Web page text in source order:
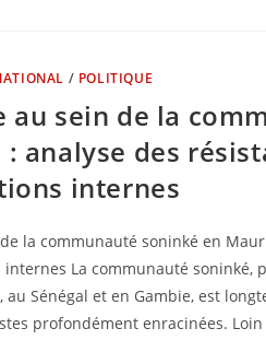
/ POLITIQUE
au sein de la
analyse des
internes
de la communauté soninké en
La communauté soninké,
Sénégal et en Gambie, est
profondément enracinées.